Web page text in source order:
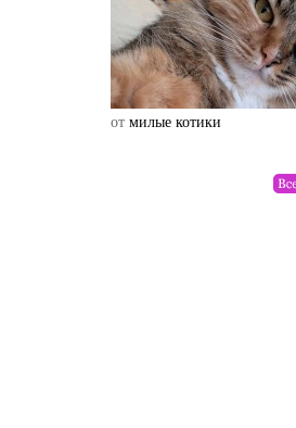
от милые котики